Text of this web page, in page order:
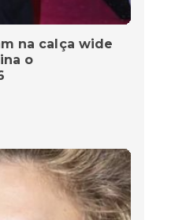
na calça wide
o